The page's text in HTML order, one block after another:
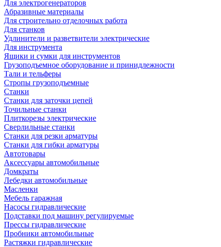
Для электрогенераторов
Абразивные материалы
Для строительно отделочных работа
Для станков
Удлинители и разветвители электрические
Для инструмента
Ящики и сумки для инструментов
Грузоподъемное оборудование и принидлежности
Тали и тельферы
Стропы грузоподъемные
Станки
Станки для заточки цепей
Точильные станки
Плиткорезы электрические
Сверлильные станки
Станки для резки арматуры
Станки для гибки арматуры
Автотовары
Аксессуары автомобильные
Домкраты
Лебедки автомобильные
Масленки
Мебель гаражная
Насосы гидравлические
Подставки под машину регулируемые
Прессы гидравлические
Пробники автомобильные
Растяжки гидравлические